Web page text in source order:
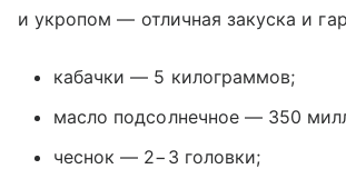
и укропом — отличная закуска и
кабачки — 5 килограммов;
масло подсолнечное — 350
чеснок — 2−3 головки;